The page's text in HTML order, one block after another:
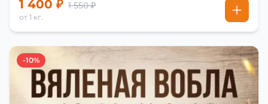
1 400 ₽ 1 550 ₽
от 1 кг.
-10%